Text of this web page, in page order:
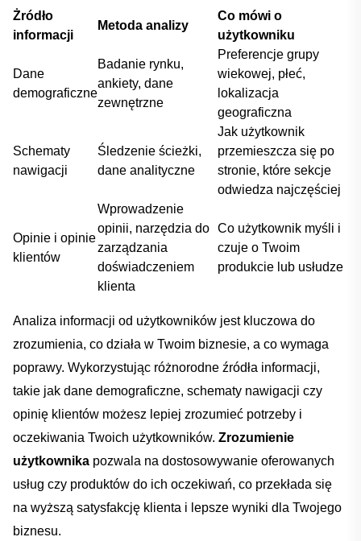
Żródło
informacji
Metoda analizy
Co mówi o
użytkowniku
Dane
demograficzne
Badanie rynku,
ankiety,⁢ dane
zewnętrzne
Preferencje grupy
wiekowej,‌ płeć,
lokalizacja
geograficzna
Schematy ​
nawigacji
Śledzenie ścieżki,
dane ‍analityczne
Jak​ użytkownik
przemieszcza się po
stronie, ‌które sekcje⁤
odwiedza najczęściej
Opinie i opinie
klientów
Wprowadzenie
⁤opinii, narzędzia⁤ do
zarządzania
doświadczeniem
klienta
Co użytkownik myśli i
czuje o ‌Twoim
produkcie lub usłudze
Analiza​ informacji ​od użytkowników jest⁣ kluczowa do
zrozumienia, co działa w Twoim biznesie, ‌a co wymaga
poprawy. Wykorzystując różnorodne źródła informacji,
takie jak ⁣dane demograficzne, schematy nawigacji czy
⁤opinię klientów możesz⁣ lepiej⁤ zrozumieć potrzeby i
oczekiwania ⁢Twoich ​użytkowników. Zrozumienie
użytkownika pozwala na⁢ dostosowywanie oferowanych
usług czy produktów ‌do ich oczekiwań, co przekłada ⁤się
na wyższą satysfakcję klienta i lepsze wyniki dla Twojego​
biznesu.
PRZEJDŹ DO KOSZYKA
Kontynuuj zakupy